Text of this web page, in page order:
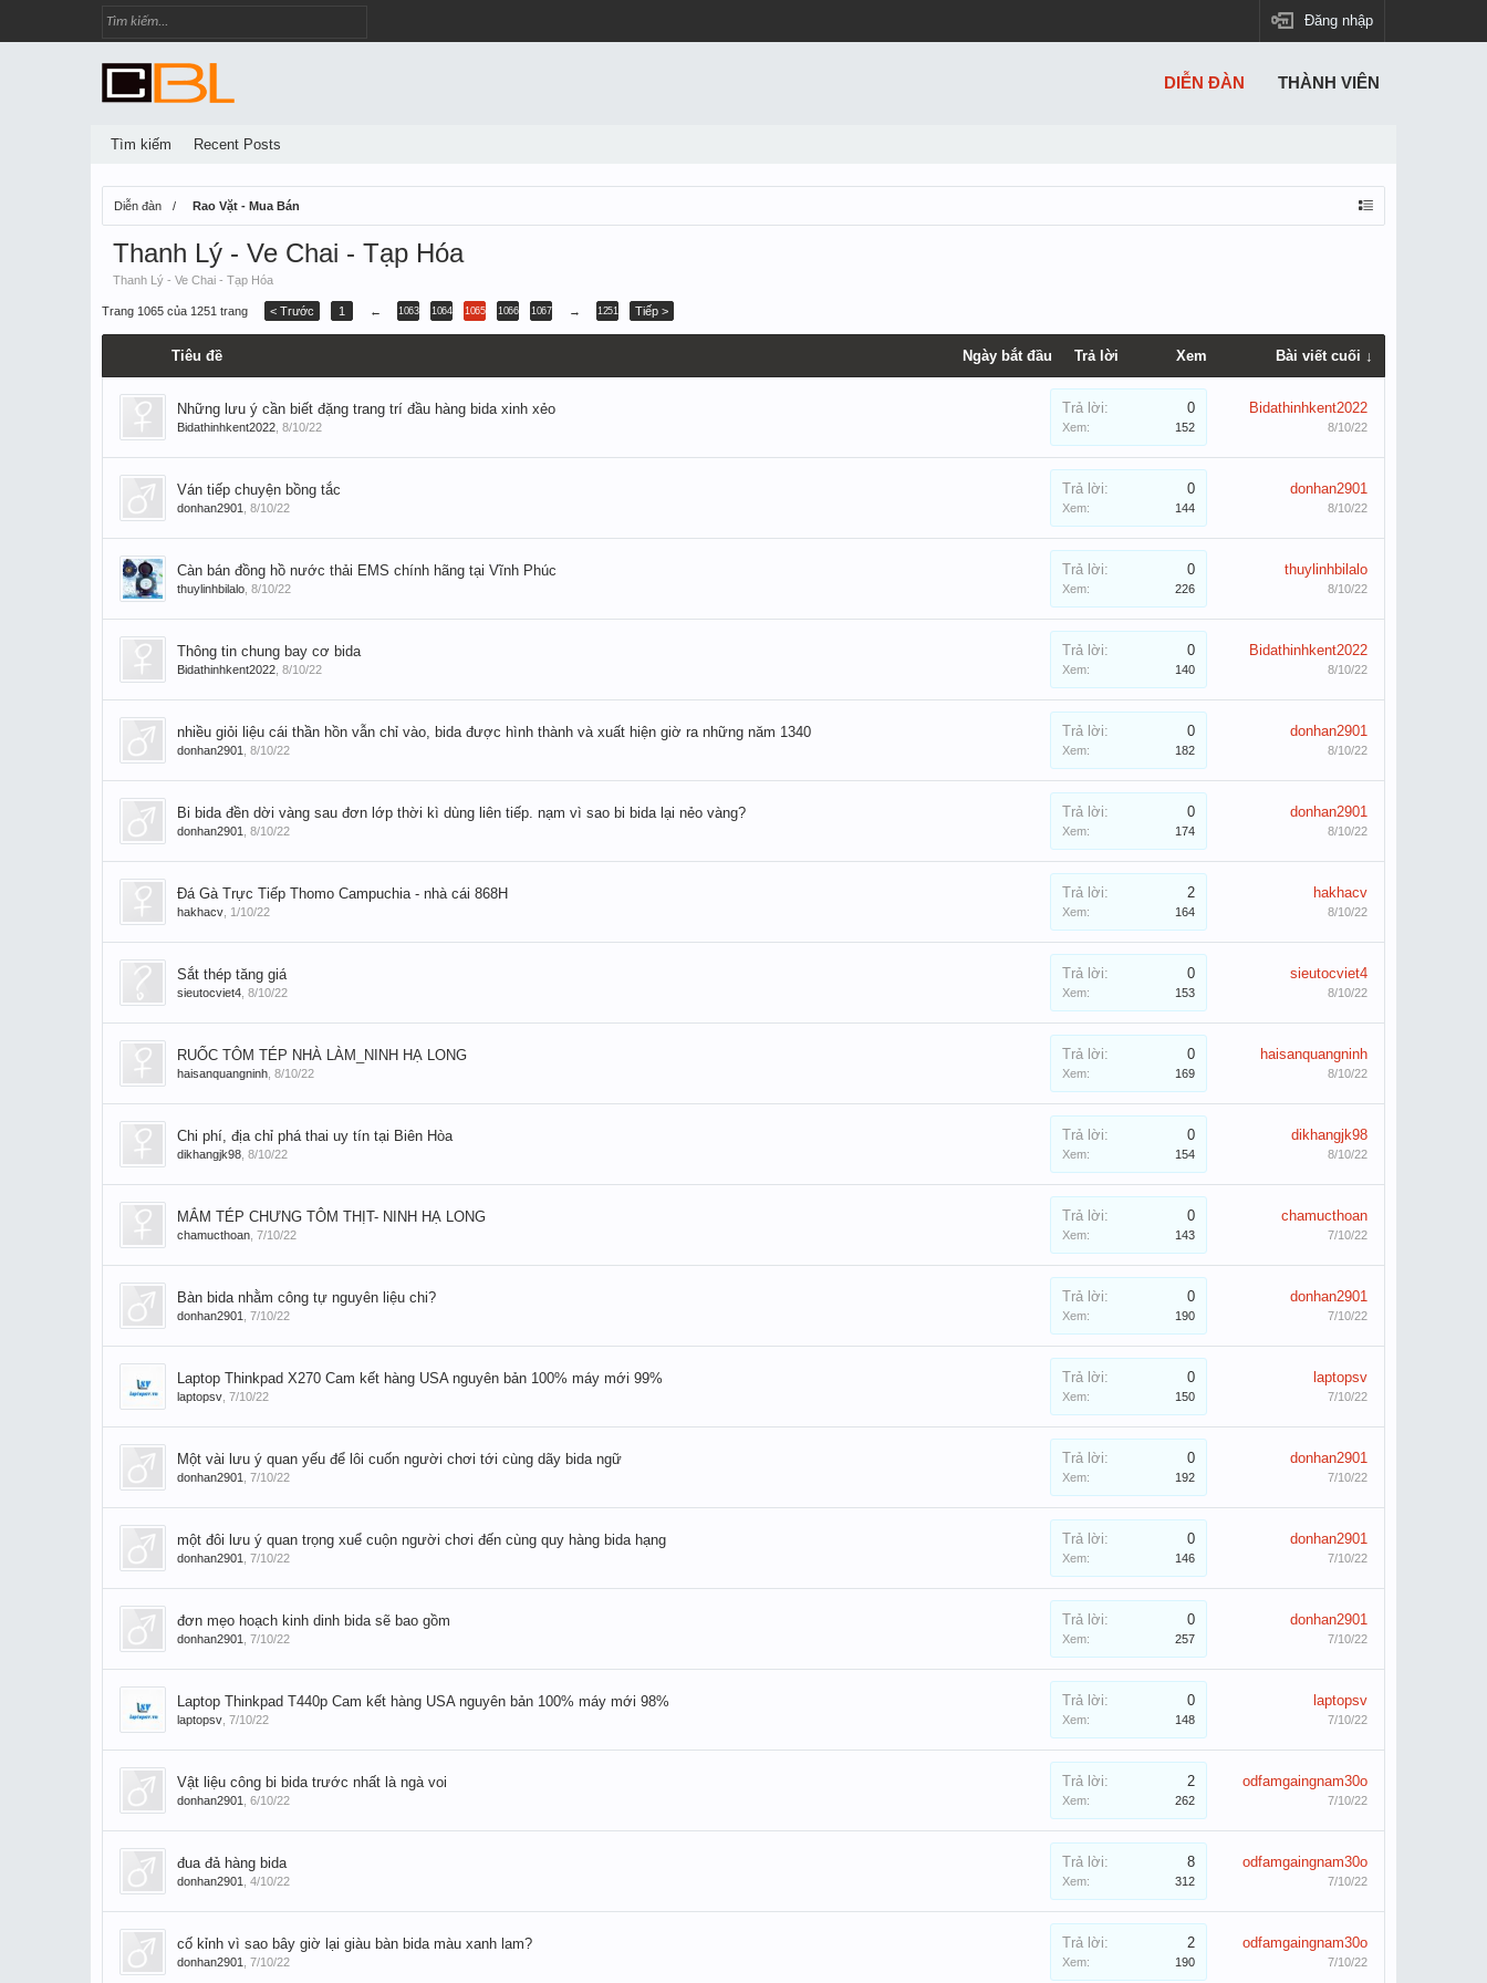
Đăng nhập
Diễn đàn Rao Vặt - Mua Bán
Thanh Lý - Ve Chai - Tạp Hóa
Thanh Lý - Ve Chai - Tạp Hóa
Trang 1065 của 1251 trang < Trước 1 ← 1063 1064 1065 1066 1067 → 1251 Tiếp >
Tiêu đề Ngày bắt đầu Trả lời Xem Bài viết cuối ↓
Những lưu ý cần biết đặng trang trí đầu hàng bida xinh xẻo
Bidathinhkent2022 8/10/22
Trả lời: 0
Xem: 152
Bidathinhkent2022
8/10/22
Ván tiếp chuyện bồng tắc
donhan2901 8/10/22
Trả lời: 0
Xem: 144
donhan2901
8/10/22
Càn bán đồng hồ nước thải EMS chính hãng tại Vĩnh Phúc
thuylinhbilalo 8/10/22
Trả lời: 0
Xem: 226
thuylinhbilalo
8/10/22
Thông tin chung bay cơ bida
Bidathinhkent2022 8/10/22
Trả lời: 0
Xem: 140
Bidathinhkent2022
8/10/22
nhiều giỏi liệu cái thần hồn vẫn chỉ vào, bida được hình thành và xuất hiện giờ ra những năm 1340
donhan2901 8/10/22
Trả lời: 0
Xem: 182
donhan2901
8/10/22
Bi bida đền dời vàng sau đơn lớp thời kì dùng liên tiếp. nạm vì sao bi bida lại nẻo vàng?
donhan2901 8/10/22
Trả lời: 0
Xem: 174
donhan2901
8/10/22
Đá Gà Trực Tiếp Thomo Campuchia - nhà cái 868H
hakhacv 1/10/22
Trả lời: 2
Xem: 164
hakhacv
8/10/22
Sắt thép tăng giá
sieutocviet4 8/10/22
Trả lời: 0
Xem: 153
sieutocviet4
8/10/22
RUỐC TÔM TÉP NHÀ LÀM_NINH HẠ LONG
haisanquangninh 8/10/22
Trả lời: 0
Xem: 169
haisanquangninh
8/10/22
Chi phí, địa chỉ phá thai uy tín tại Biên Hòa
dikhangjk98 8/10/22
Trả lời: 0
Xem: 154
dikhangjk98
8/10/22
MẮM TÉP CHƯNG TÔM THỊT- NINH HẠ LONG
chamucthoan 7/10/22
Trả lời: 0
Xem: 143
chamucthoan
7/10/22
Bàn bida nhằm công tự nguyên liệu chi?
donhan2901 7/10/22
Trả lời: 0
Xem: 190
donhan2901
7/10/22
Laptop Thinkpad X270 Cam kết hàng USA nguyên bản 100% máy mới 99%
laptopsv 7/10/22
Trả lời: 0
Xem: 150
laptopsv
7/10/22
Một vài lưu ý quan yếu để lôi cuốn người chơi tới cùng dãy bida ngữ
donhan2901 7/10/22
Trả lời: 0
Xem: 192
donhan2901
7/10/22
một đôi lưu ý quan trọng xuể cuộn người chơi đến cùng quy hàng bida hạng
donhan2901 7/10/22
Trả lời: 0
Xem: 146
donhan2901
7/10/22
đơn mẹo hoạch kinh dinh bida sẽ bao gồm
donhan2901 7/10/22
Trả lời: 0
Xem: 257
donhan2901
7/10/22
Laptop Thinkpad T440p Cam kết hàng USA nguyên bản 100% máy mới 98%
laptopsv 7/10/22
Trả lời: 0
Xem: 148
laptopsv
7/10/22
Vật liệu công bi bida trước nhất là ngà voi
donhan2901 6/10/22
Trả lời: 2
Xem: 262
odfamgaingnam30o
7/10/22
đua đả hàng bida
donhan2901 4/10/22
Trả lời: 8
Xem: 312
odfamgaingnam30o
7/10/22
cố kỉnh vì sao bây giờ lại giàu bàn bida màu xanh lam?
donhan2901 7/10/22
Trả lời: 2
Xem: 190
odfamgaingnam30o
7/10/22
DIỄN ĐÀN
Tìm kiếm Recent Posts
THÀNH VIÊN